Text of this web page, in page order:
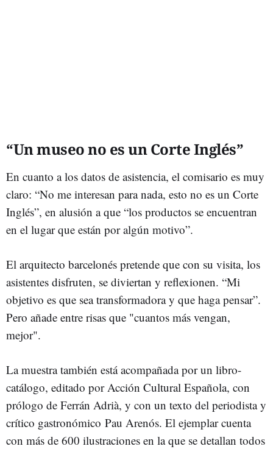
“Un museo no es un Corte Inglés”
En cuanto a los datos de asistencia, el comisario es muy
claro: “No me interesan para nada, esto no es un Corte
Inglés”, en alusión a que “los productos se encuentran
en el lugar que están por algún motivo”.
El arquitecto barcelonés pretende que con su visita, los
asistentes disfruten, se diviertan y reflexionen. “Mi
objetivo es que sea transformadora y que haga pensar”.
Pero añade entre risas que "cuantos más vengan,
mejor".
La muestra también está acompañada por un libro-
catálogo, editado por Acción Cultural Española, con
prólogo de Ferrán Adrià, y con un texto del periodista y
crítico gastronómico Pau Arenós. El ejemplar cuenta
con más de 600 ilustraciones en la que se detallan todos